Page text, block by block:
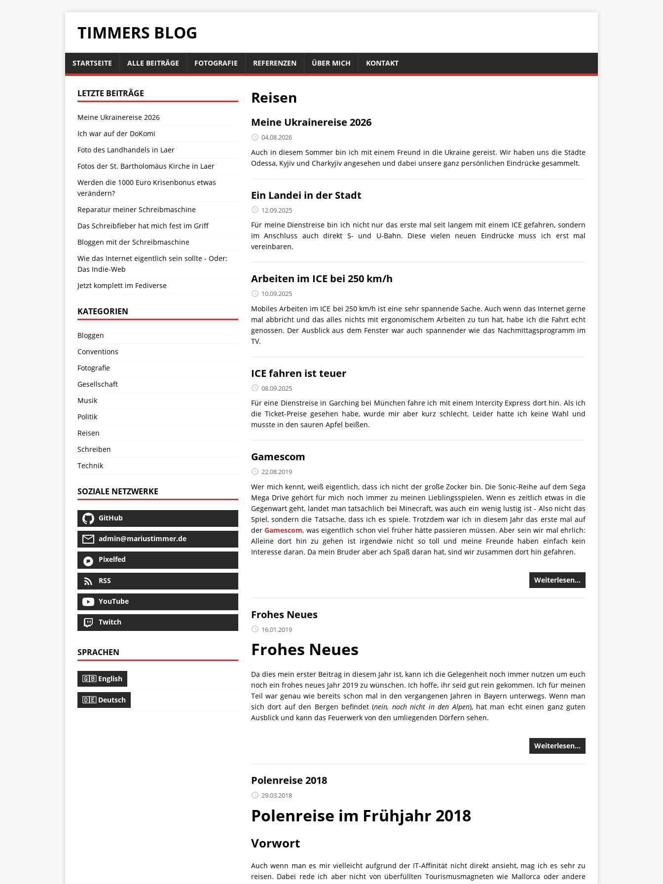
TIMMERS BLOG
STARTSEITE ALLE BEITRÄGE FOTOGRAFIE REFERENZEN ÜBER MICH KONTAKT
Reisen
Meine Ukrainereise 2026
04.08.2026
Auch in diesem Sommer bin ich mit einem Freund in die Ukraine gereist. Wir haben uns die Städte
Odessa, Kyjiv und Charkyjiv angesehen und dabei unsere ganz persönlichen Eindrücke gesammelt.
Ein Landei in der Stadt
12.09.2025
Für meine Dienstreise bin ich nicht nur das erste mal seit langem mit einem ICE gefahren, sondern
im Anschluss auch direkt S- und U-Bahn. Diese vielen neuen Eindrücke muss ich erst mal
vereinbaren.
Arbeiten im ICE bei 250 km/h
10.09.2025
Mobiles Arbeiten im ICE bei 250 km/h ist eine sehr spannende Sache. Auch wenn das Internet gerne
mal abbricht und das alles nichts mit ergonomischem Arbeiten zu tun hat, habe ich die Fahrt echt
genossen. Der Ausblick aus dem Fenster war auch spannender wie das Nachmittagsprogramm im
TV.
ICE fahren ist teuer
08.09.2025
Für eine Dienstreise in Garching bei München fahre ich mit einem Intercity Express dort hin. Als ich
die Ticket-Preise gesehen habe, wurde mir aber kurz schlecht. Leider hatte ich keine Wahl und
musste in den sauren Apfel beißen.
Gamescom
22.08.2019
Wer mich kennt, weiß eigentlich, dass ich nicht der große Zocker bin. Die Sonic-Reihe auf dem Sega
Mega Drive gehört für mich noch immer zu meinen Lieblingsspielen. Wenn es zeitlich etwas in die
Gegenwart geht, landet man tatsächlich bei Minecraft, was auch ein wenig lustig ist - Also nicht das
Spiel, sondern die Tatsache, dass ich es spiele. Trotzdem war ich in diesem Jahr das erste mal auf
derGamescom, was eigentlich schon viel früher hätte passieren müssen. Aber sein wir mal ehrlich:
Alleine dort hin zu gehen ist irgendwie nicht so toll und meine Freunde haben einfach kein
Interesse daran. Da mein Bruder aber ach Spaß daran hat, sind wir zusammen dort hin gefahren.
Weiterlesen…
Frohes Neues
16.01.2019
Frohes Neues
Da dies mein erster Beitrag in diesem Jahr ist, kann ich die Gelegenheit noch immer nutzen um euch
noch ein frohes neues Jahr 2019 zu wünschen. Ich hoffe, ihr seid gut rein gekommen. Ich für meinen
Teil war genau wie bereits schon mal in den vergangenen Jahren in Bayern unterwegs. Wenn man
sich dort auf den Bergen befindet (nein, noch nicht in den Alpen), hat man echt einen ganz guten
Ausblick und kann das Feuerwerk von den umliegenden Dörfern sehen.
Weiterlesen…
Polenreise 2018
29.03.2018
Polenreise im Frühjahr 2018
Vorwort
Auch wenn man es mir vielleicht aufgrund der IT-Affinität nicht direkt ansieht, mag ich es sehr zu
reisen. Dabei rede ich aber nicht von überfüllten Tourismusmagneten wie Mallorca oder andere
LETZTE BEITRÄGE
Meine Ukrainereise 2026
Ich war auf der DoKomi
Foto des Landhandels in Laer
Fotos der St. Bartholomäus Kirche in Laer
Werden die 1000 Euro Krisenbonus etwas
verändern?
Reparatur meiner Schreibmaschine
Das Schreibfieber hat mich fest im Griff
Bloggen mit der Schreibmaschine
Wie das Internet eigentlich sein sollte - Oder:
Das Indie-Web
Jetzt komplett im Fediverse
KATEGORIEN
Bloggen
Conventions
Fotografie
Gesellschaft
Musik
Politik
Reisen
Schreiben
Technik
SOZIALE NETZWERKE
GitHub
admin@mariustimmer.de
Pixelfed
RSS
YouTube
Twitch
SPRACHEN
🇬🇧 English
🇩🇪 Deutsch